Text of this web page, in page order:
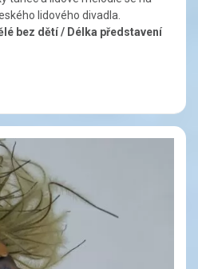
lidového divadla.
bez dětí / Délka představení